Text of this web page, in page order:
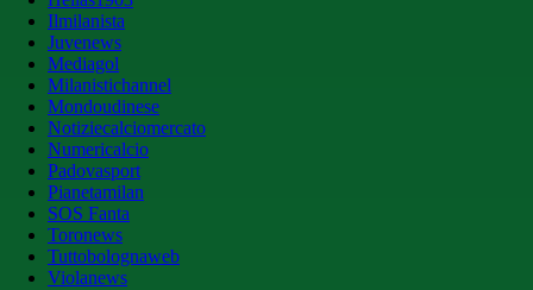
Ilmilanista
Juvenews
Mediagol
Milanistichannel
Mondoudinese
Notiziecalciomercato
Numericalcio
Padovasport
Pianetamilan
SOS Fanta
Toronews
Tuttobolognaweb
Violanews